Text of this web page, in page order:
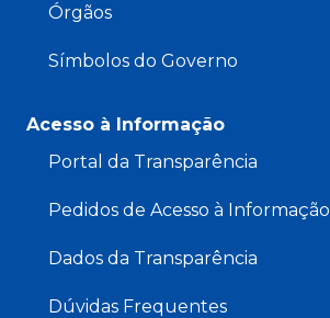
Órgãos
Símbolos do Governo
Acesso à Informação
Portal da Transparência
Pedidos de Acesso à Informação
Dados da Transparência
Dúvidas Frequentes